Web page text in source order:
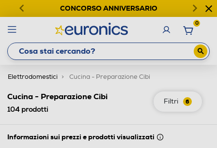
CONCORSO ANNIVERSARIO
0
Elettrodomestici Cucina - Preparazione Cibi
Filtri 6
Cucina - Preparazione Cibi
104prodotti
Informazioni sui prezzi e prodotti visualizzati